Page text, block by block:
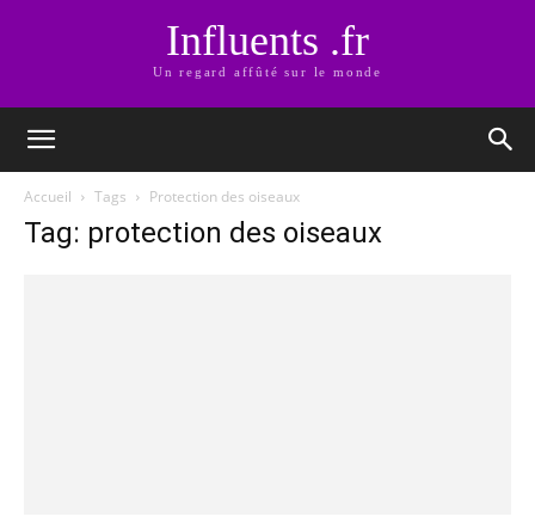
Influents .fr
Un regard affûté sur le monde
Accueil Tags Protection des oiseaux
Tag: protection des oiseaux